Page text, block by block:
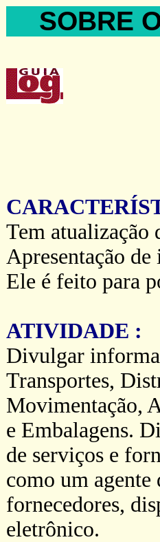
SOBRE
O
Tem atualização
Apresentação
Ele é feito para
ATIVIDADE :
Divulgar
Transportes,
Movimentação,
e Embalagens.
de serviços e
como um agente
fornecedores,
eletrônico.